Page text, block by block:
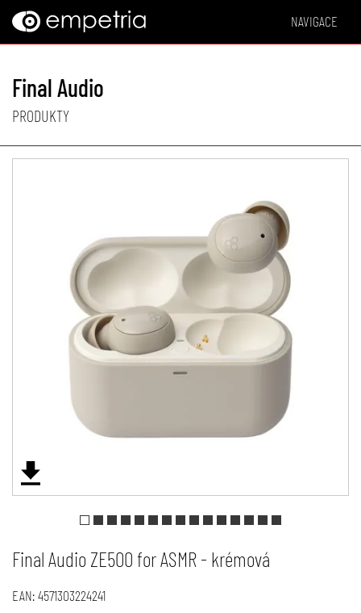
NAVIGACE
Final Audio
PRODUKTY
Final Audio ZE500 for ASMR - krémová
EAN:4571303224241